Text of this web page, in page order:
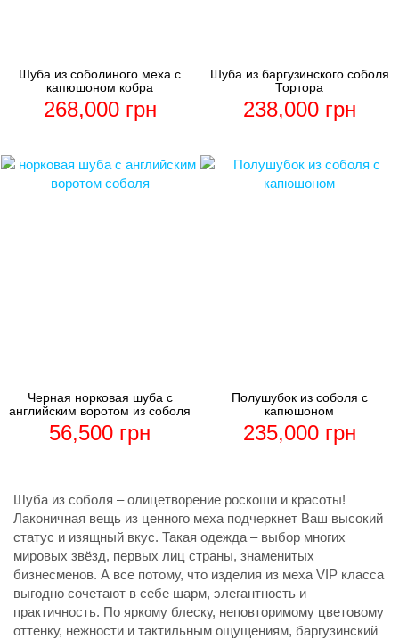
Шуба из баргузинского соболя
Тортора
238,000 грн
Шуба из соболиного меха с
капюшоном кобра
268,000 грн
Полушубок из соболя с
капюшоном
235,000 грн
Черная норковая шуба с
английским воротом из соболя
56,500 грн
Шуба из соболя – олицетворение роскоши и красоты!
Лаконичная вещь из ценного меха подчеркнет Ваш высокий
статус и изящный вкус. Такая одежда – выбор многих
мировых звёзд, первых лиц страны, знаменитых
бизнесменов. А все потому, что изделия из меха VIP класса
выгодно сочетают в себе шарм, элегантность и
практичность. По яркому блеску, неповторимому цветовому
оттенку, нежности и тактильным ощущениям, баргузинский